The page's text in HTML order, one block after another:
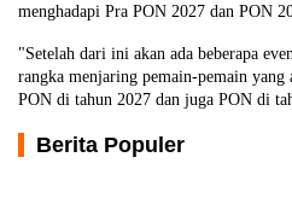
menghadapi Pra PON 2027 dan PON
"Setelah dari ini akan ada beberapa
rangka menjaring pemain-pemain
PON di tahun 2027 dan juga PON di
Berita Populer